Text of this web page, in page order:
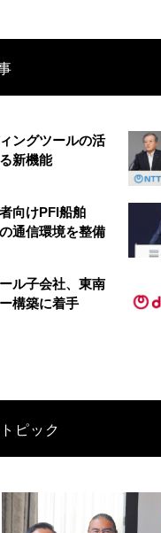
ングツールの活
新機能
向けPFI船舶
通信環境を整備
ル子会社、東南
構築に着手
ピック